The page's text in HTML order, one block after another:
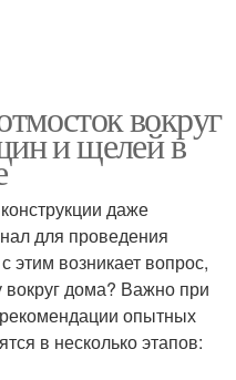
вокруг
и щелей в
даже
для проведения
этим возникает вопрос,
вокруг дома? Важно при
опытных
в несколько этапов: